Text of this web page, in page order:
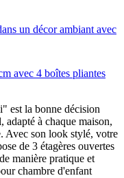
avec 4 boîtes pliantes
est la bonne décision
à chaque maison,
Avec son look stylé, votre
de 3 étagères ouvertes
manière pratique et
chambre d'enfant